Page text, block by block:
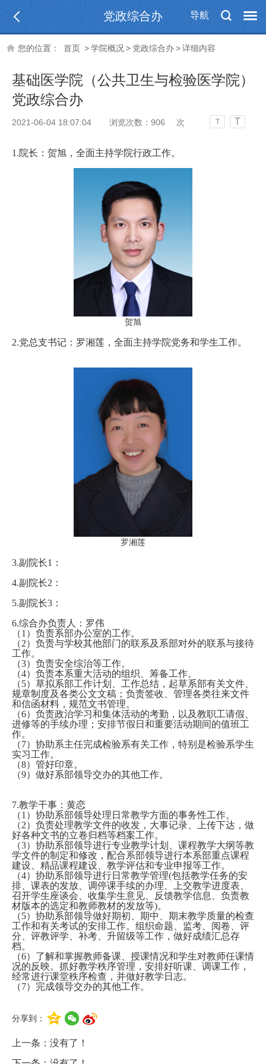
导航
党政综合办
您的位置： 首页 >学院概况> 党政综合办>详细内容
基础医学院（公共卫生与检验医学院）
党政综合办
2021-06-04 18:07:04 浏览次数： 906 次 T T
1.院长：贺旭，全面主持学院行政工作。
贺旭
2.党总支书记：罗湘莲，全面主持学院党务和学生工作。
罗湘莲
3.副院长1：
4.副院长2：
5.副院长3：
6.综合办负责人：罗伟
（1）负责系部办公室的工作。
（2）负责与学校其他部门的联系及系部对外的联系与接待
工作。
（3）负责安全综治等工作。
（4）负责本系重大活动的组织、筹备工作。
（5）草拟系部工作计划、工作总结，起草系部有关文件、
规章制度及各类公文文稿；负责签收、管理各类往来文件
和信函材料，规范文书管理。
（6）负责政治学习和集体活动的考勤，以及教职工请假、
进修等的手续办理；安排节假日和重要活动期间的值班工
作。
（7）协助系主任完成检验系有关工作，特别是检验系学生
实习工作。
（8）管好印章。
（9）做好系部领导交办的其他工作。
7.教学干事：黄恋
‎（1）协助系部领导处理日常教学方面的事务性工作。
‎（2）负责处理教学文件的收发，大事记录、上传下达，做
好各种文书的立卷归档等档案工作。
‎（3）协助系部领导进行专业教学计划、课程教学大纲等教
学文件的制定和修改，配合系部领导进行本系部重点课程
建设、精品课程建设、教学评估和专业申报等工作。
‎（4）协助系部领导进行日常教学管理(包括教学任务的安
排、课表的发放、调停课手续的办理、上交教学进度表、
召开学生座谈会、收集学生意见、反馈教学信息、负责教
材版本的选定和教师教材的发放等)。
‎（5）协助系部领导做好期初、期中、期末教学质量的检查
工作和有关考试的安排工作。组织命题、监考、阅卷、评
分、评教评学、补考、升留级等工作，做好成绩汇总存
档。
‎（6）了解和掌握教师备课、授课情况和学生对教师任课情
况的反映。抓好教学秩序管理，安排好听课、调课工作，
经常进行课堂秩序检查，并做好教学日志。
‎（7）完成领导交办的其他工作。
分享到：
上一条：没有了！